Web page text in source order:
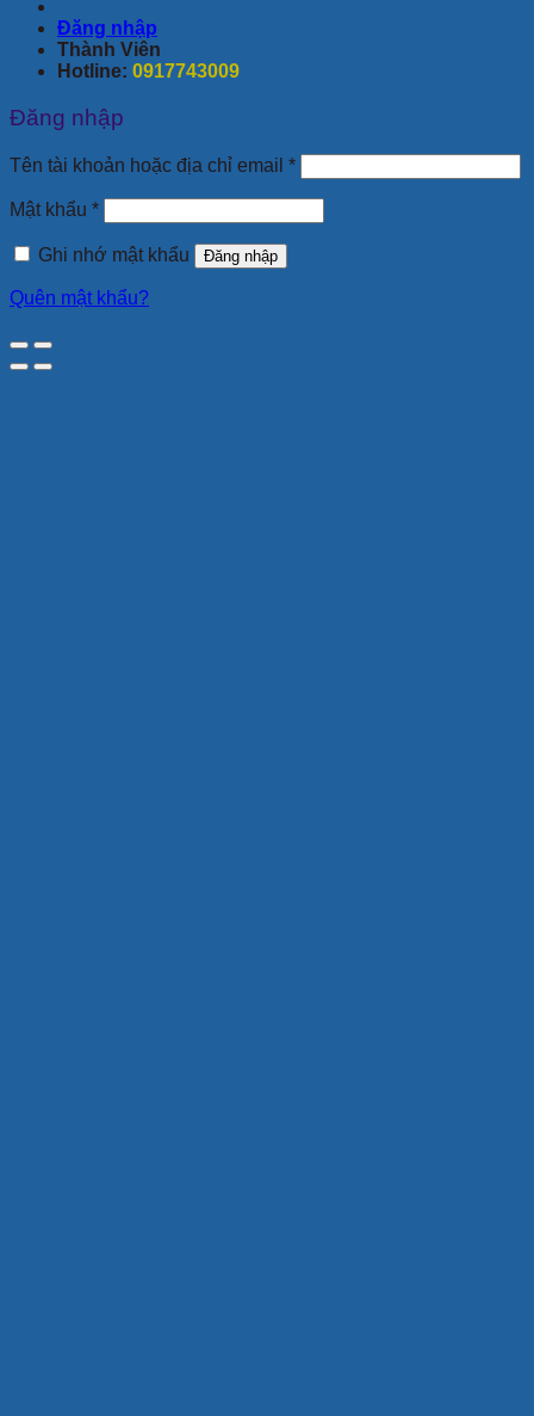
Đăng nhập
Thành Viên
Hotline: 0917743009
Đăng nhập
Tên tài khoản hoặc địa chỉ email *
Mật khẩu *
Ghi nhớ mật khẩu Đăng nhập
Quên mật khẩu?